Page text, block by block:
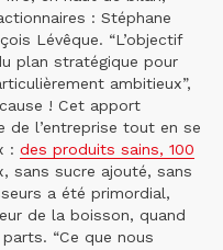
: Stéphane
Lévêque. “L’objectif
plan stratégique pour
ambitieux”,
! Cet apport
de l’entreprise tout en se
: des produits sains, 100
sans sucre ajouté, sans
a été primordial,
de la boisson, quand
“Ce que nous